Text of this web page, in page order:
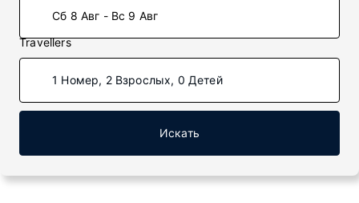
Сб 8 Авг - Вс 9 Авг
Travellers
1 Номер, 2 Взрослых, 0 Детей
Искать